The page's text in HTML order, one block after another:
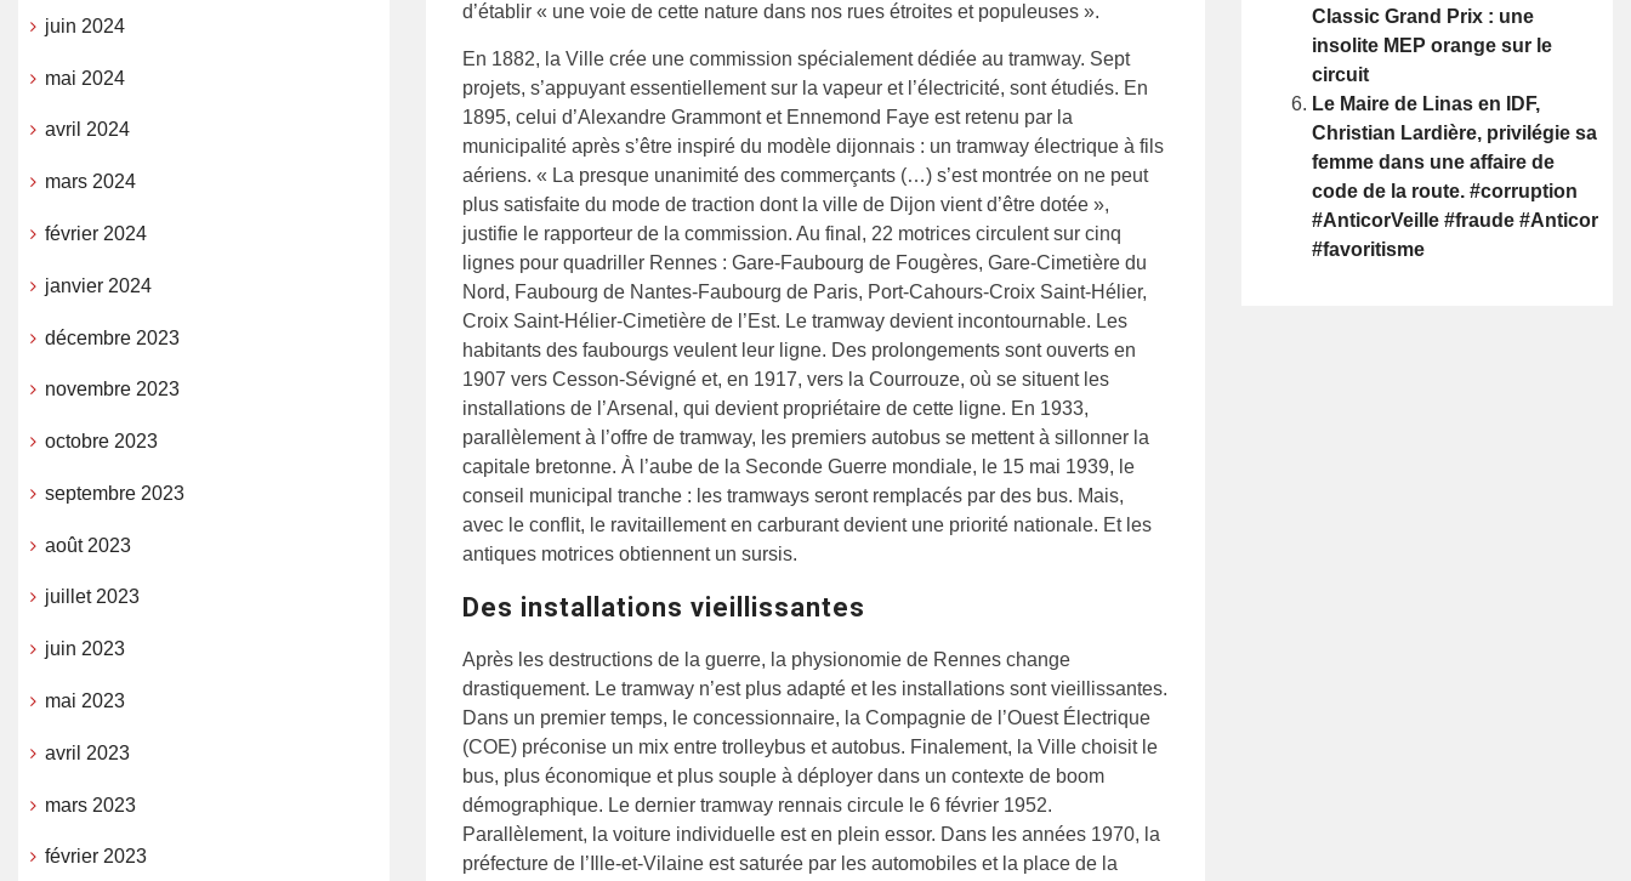
d’établir « une voie de cette nature dans nos rues étroites et populeuses ».
En 1882, la Ville crée une commission spécialement dédiée au tramway. Sept
projets, s’appuyant essentiellement sur la vapeur et l’électricité, sont étudiés. En
1895, celui d’Alexandre Grammont et Ennemond Faye est retenu par la
municipalité après s’être inspiré du modèle dijonnais : un tramway électrique à fils
aériens. « La presque unanimité des commerçants (…) s’est montrée on ne peut
plus satisfaite du mode de traction dont la ville de Dijon vient d’être dotée »,
justifie le rapporteur de la commission. Au final, 22 motrices circulent sur cinq
lignes pour quadriller Rennes : Gare-Faubourg de Fougères, Gare-Cimetière du
Nord, Faubourg de Nantes-Faubourg de Paris, Port-Cahours-Croix Saint-Hélier,
Croix Saint-Hélier-Cimetière de l’Est. Le tramway devient incontournable. Les
habitants des faubourgs veulent leur ligne. Des prolongements sont ouverts en
1907 vers Cesson-Sévigné et, en 1917, vers la Courrouze, où se situent les
installations de l’Arsenal, qui devient propriétaire de cette ligne. En 1933,
parallèlement à l’offre de tramway, les premiers autobus se mettent à sillonner la
capitale bretonne. À l’aube de la Seconde Guerre mondiale, le 15 mai 1939, le
conseil municipal tranche : les tramways seront remplacés par des bus. Mais,
avec le conflit, le ravitaillement en carburant devient une priorité nationale. Et les
antiques motrices obtiennent un sursis.
Des installations vieillissantes
Après les destructions de la guerre, la physionomie de Rennes change
drastiquement. Le tramway n’est plus adapté et les installations sont vieillissantes.
Dans un premier temps, le concessionnaire, la Compagnie de l’Ouest Électrique
(COE) préconise un mix entre trolleybus et autobus. Finalement, la Ville choisit le
bus, plus économique et plus souple à déployer dans un contexte de boom
démographique. Le dernier tramway rennais circule le 6 février 1952.
Parallèlement, la voiture individuelle est en plein essor. Dans les années 1970, la
préfecture de l’Ille-et-Vilaine est saturée par les automobiles et la place de la
Classic Grand Prix : une
insolite MEP orange sur le
circuit
Le Maire de Linas en IDF,
Christian Lardière, privilégie sa
femme dans une affaire de
code de la route. #corruption
#AnticorVeille #fraude #Anticor
#favoritisme
juin 2024
mai 2024
avril 2024
mars 2024
février 2024
janvier 2024
décembre 2023
novembre 2023
octobre 2023
septembre 2023
août 2023
juillet 2023
juin 2023
mai 2023
avril 2023
mars 2023
février 2023